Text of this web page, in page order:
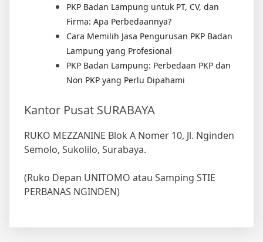
Firma: Apa Perbedaannya?
Cara Memilih Jasa Pengurusan PKP Badan
Lampung yang Profesional
PKP Badan Lampung: Perbedaan PKP dan
Non PKP yang Perlu Dipahami
Semolo, Sukolilo, Surabaya.
PERBANAS NGINDEN)